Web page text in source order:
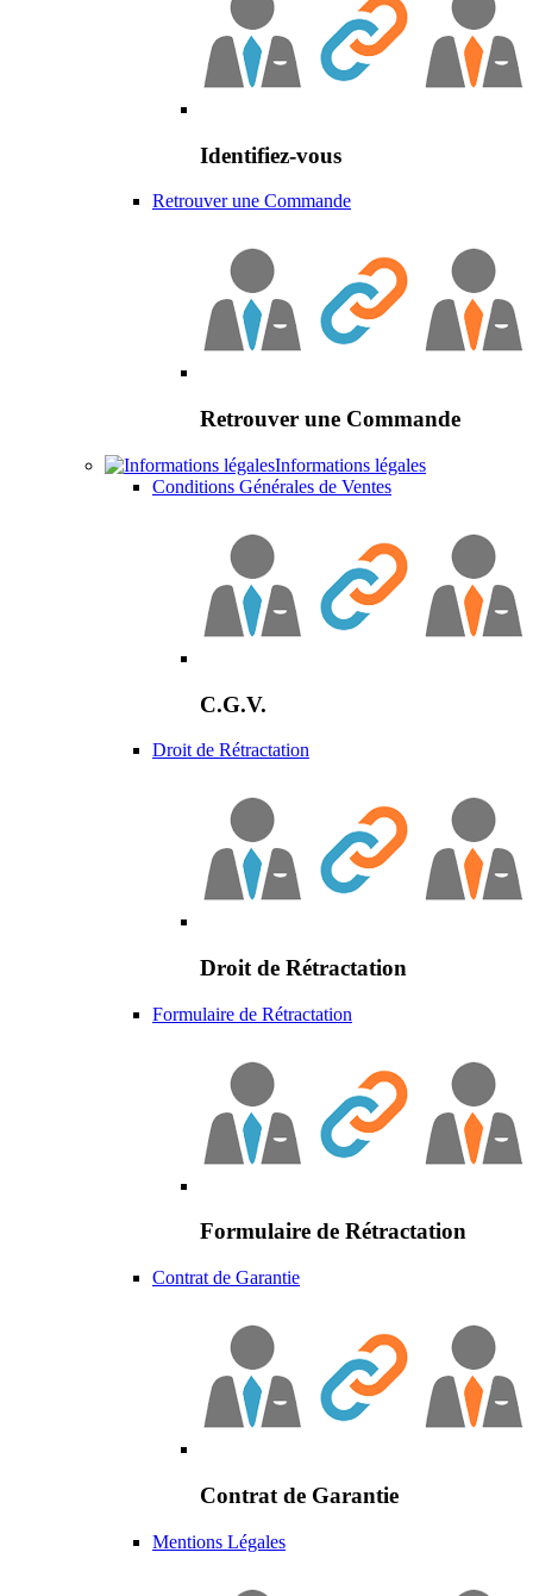
Identifiez-vous
Retrouver une Commande
Retrouver une Commande
Informations légales
Conditions Générales de Ventes
C.G.V.
Droit de Rétractation
Droit de Rétractation
Formulaire de Rétractation
Formulaire de Rétractation
Contrat de Garantie
Contrat de Garantie
Mentions Légales